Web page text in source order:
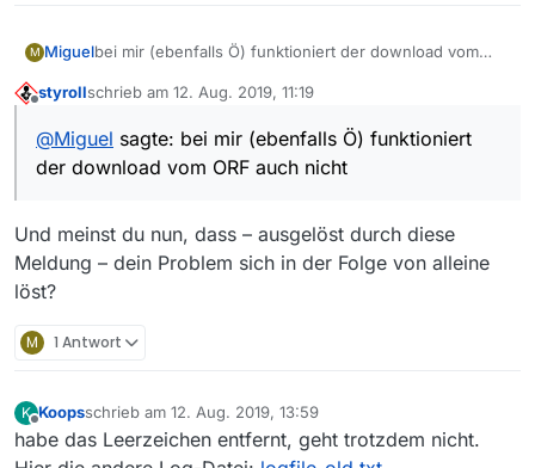
M Miguelbei mir (ebenfalls Ö) funktioniert der download vom
Offline
styrollschrieb am 12. Aug. 2019, 11:19
zuletzt editiert von
@Miguel sagte: bei mir (ebenfalls Ö) funktioniert
der download vom ORF auch nicht
Und meinst du nun, dass – ausgelöst durch diese
Meldung – dein Problem sich in der Folge von alleine
löst?
M 1 Antwort
K
Offline
Koopsschrieb am 12. Aug. 2019, 13:59
zuletzt editiert von
habe das Leerzeichen entfernt, geht trotzdem nicht.